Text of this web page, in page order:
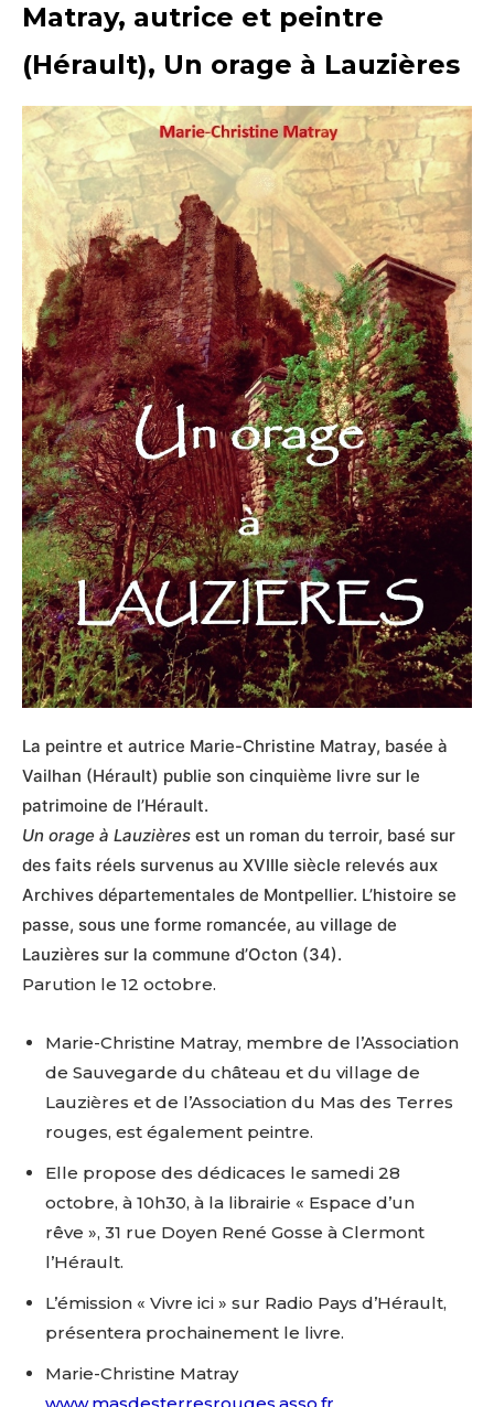
Matray, autrice et peintre
(Hérault), Un orage à Lauzières
La peintre et autrice Marie-Christine Matray, basée à
Vailhan (Hérault) publie son cinquième livre sur le
patrimoine de l’Hérault.
Un orage à Lauzières est un roman du terroir, basé sur
des faits réels survenus au XVIIIe siècle relevés aux
Archives départementales de Montpellier. L’histoire se
passe, sous une forme romancée, au village de
Lauzières sur la commune d’Octon (34).
Parution le 12 octobre.
Marie-Christine Matray, membre de l’Association
de Sauvegarde du château et du village de
Lauzières et de l’Association du Mas des Terres
rouges, est également peintre.
Elle propose des dédicaces le samedi 28
octobre, à 10h30, à la librairie « Espace d’un
rêve », 31 rue Doyen René Gosse à Clermont
l’Hérault.
L’émission « Vivre ici » sur Radio Pays d’Hérault,
présentera prochainement le livre.
Marie-Christine Matray